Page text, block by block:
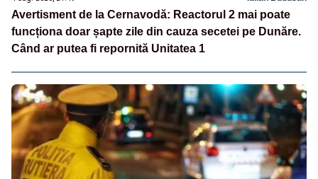
Avertisment de la Cernavodă: Reactorul 2 mai poate
funcționa doar șapte zile din cauza secetei pe Dunăre.
Când ar putea fi repornită Unitatea 1